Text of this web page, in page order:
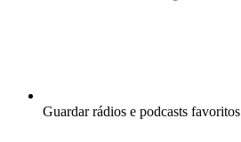
Guardar rádios e podcasts favoritos